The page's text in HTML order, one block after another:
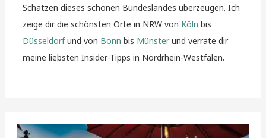
Schätzen dieses schönen Bundeslandes überzeugen. Ich
zeige dir die schönsten Orte in NRW von Köln bis
Düsseldorfund von Bonn bis Münsterund verrate dir
meine liebsten Insider-Tipps in Nordrhein-Westfalen.